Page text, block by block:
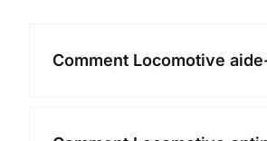
Comment Locomotive